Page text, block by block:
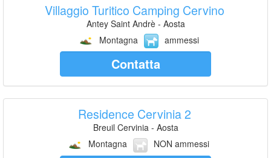
Villaggio Turitico Camping Cervino
Antey Saint Andrè - Aosta
Montagna
ammessi
Contatta
Residence Cervinia 2
Breuil Cervinia - Aosta
Montagna
NON ammessi